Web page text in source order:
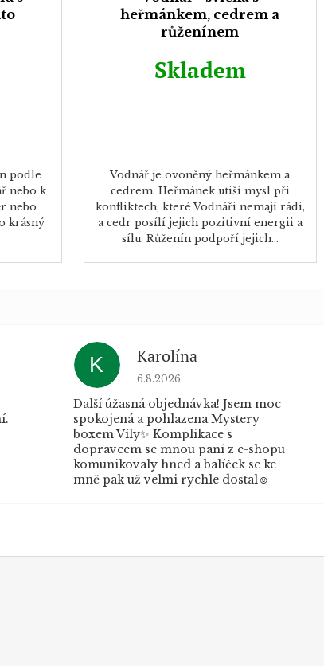
podle
nebo k
nebo
krásný
heřmánkem, cedrem a
růženínem
Skladem
Vodnář je ovoněný heřmánkem a
cedrem. Heřmánek utiší mysl při
konfliktech, které Vodnáři nemají rádi,
a cedr posílí jejich pozitivní energii a
sílu. Růženín podpoří jejich...
5 z 5 hvězdiček.
K Karolína
Hodnocení obchodu je 5 z 5
6.8.2026
Další úžasná objednávka! Jsem moc
spokojená a pohlazena Mystery
boxem Víly✨ Komplikace s
dopravcem se mnou paní z e-shopu
komunikovaly hned a balíček se ke
mně pak už velmi rychle dostal☺️